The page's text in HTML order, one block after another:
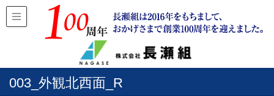
003_外観北西面_R